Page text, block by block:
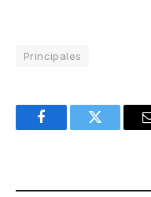
Principales
FacebookTwitter